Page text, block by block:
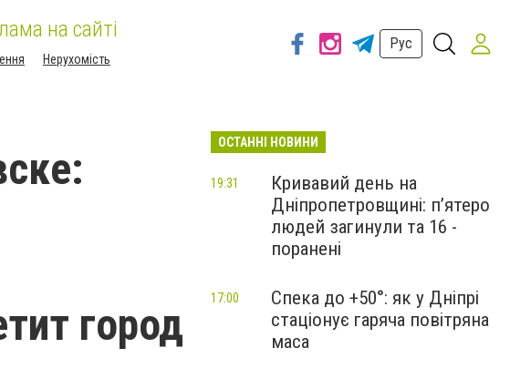
на сайті
Нерухомість
Рус
город
ОСТАННІ НОВИНИ
Кривавий день на
Дніпропетровщині: п’ятеро
людей загинули та 16 -
поранені
19:31
Спека до +50°: як у Дніпрі
стаціонує гаряча повітряна
маса
17:00